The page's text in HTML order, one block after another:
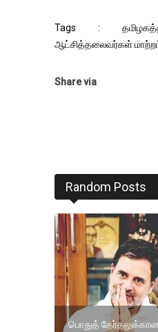
Tags :
ஆட்சித்தலைவர்கள்
Share via
Random Posts
பொதுத் தேர்தலுக்கான